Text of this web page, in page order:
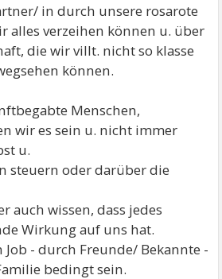
in durch unsere rosarote
alles verzeihen können u. über
die wir villt. nicht so klasse
können.
Menschen,
wir es sein u. nicht immer
u.
steuern oder darüber die
auch wissen, dass jedes
Wirkung auf uns hat.
- durch Freunde/ Bekannte -
bedingt sein.